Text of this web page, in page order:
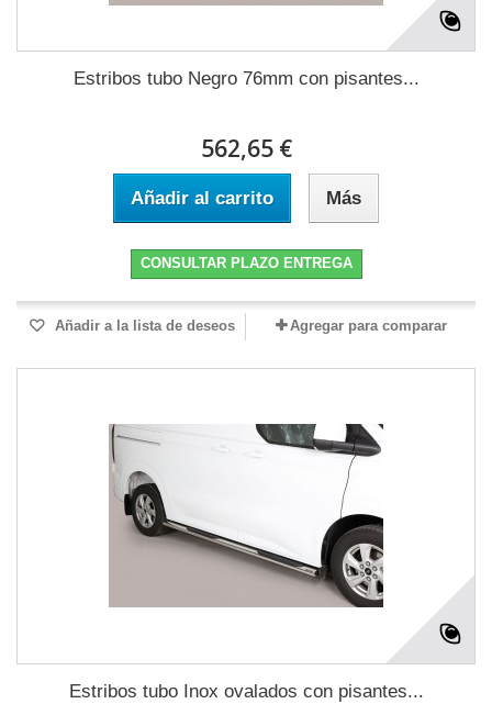
Estribos tubo Negro 76mm con pisantes...
562,65 €
Añadir al carrito Más
CONSULTAR PLAZO ENTREGA
Añadir a la lista de deseos Agregar para comparar
Estribos tubo Inox ovalados con pisantes...